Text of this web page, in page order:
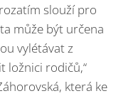
slouží pro
může být určena
vylétávat z
ložnici rodičů,“
která ke